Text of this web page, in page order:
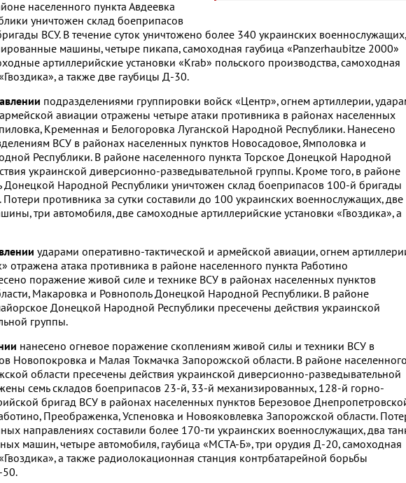
населенного пункта Авдеевка
уничтожен склад боеприпасов
ВСУ. В течение суток уничтожено более 340 украинских военнослужащих,
машины, четыре пикапа, самоходная гаубица «Panzerhaubitze 2000»
артиллерийские установки «Krab» польского производства, самоходная
а также две гаубицы Д-30.
подразделениями группировки войск «Центр», огнем артиллерии,
авиации отражены четыре атаки противника в районах населенных
Кременная и Белогоровка Луганской Народной Республики. Нанесено
ВСУ в районах населенных пунктов Новосадовое, Ямполовка и
Республики. В районе населенного пункта Торское Донецкой Народной
украинской диверсионно-разведывательной группы. Кроме того, в районе
Донецкой Народной Республики уничтожен склад боеприпасов 100-й бригады
противника за сутки составили до 100 украинских военнослужащих, две
три автомобиля, две самоходные артиллерийские установки «Гвоздика», а
ударами оперативно-тактической и армейской авиации, огнем
отражена атака противника в районе населенного пункта Работино
поражение живой силе и технике ВСУ в районах населенных пунктов
Макаровка и Ровнополь Донецкой Народной Республики. В районе
Донецкой Народной Республики пресечены действия украинской
группы.
нанесено огневое поражение скоплениям живой силы и техники ВСУ в
Новопокровка и Малая Токмачка Запорожской области. В районе
области пресечены действия украинской диверсионно-разведывательной
семь складов боеприпасов 23-й, 33-й механизированных, 128-й горно-
бригад ВСУ в районах населенных пунктов Березовое
Преображенка, Успеновка и Новояковлевка Запорожской области.
направлениях составили более 170-ти украинских военнослужащих, два
машин, четыре автомобиля, гаубица «МСТА-Б», три орудия Д-20, самоходная
а также радиолокационная станция контрбатарейной борьбы
50.